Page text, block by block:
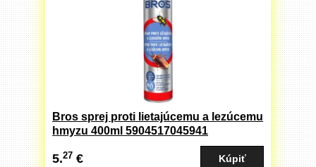
Bros sprej proti lietajúcemu a lezúcemu
hmyzu 400ml 5904517045941
5.27 €